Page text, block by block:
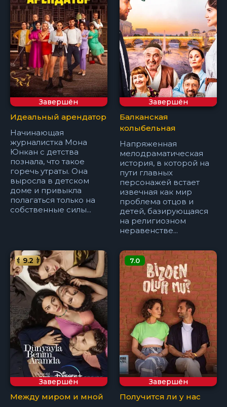
Завершён
Идеальный арендатор
Начинающая
журналистка Мона
Юнкан с детства
познала, что такое
горечь утраты. Она
выросла в детском
доме и привыкла
полагаться только на
собственные силы...
Завершён
Балканская
колыбельная
Напряженная
мелодраматическая
история, в которой на
пути главных
персонажей встает
извечная как мир
проблема отцов и
детей, базирующаяся
на религиозном
неравенстве...
Завершён
9.2
Между миром и мной
Завершён
7.0
Получится ли у нас